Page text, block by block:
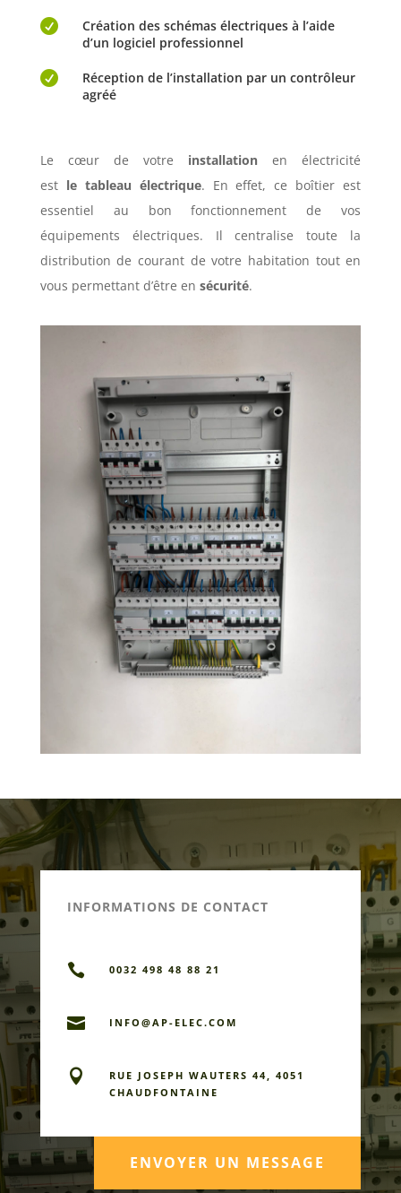

Création des schémas électriques à l’aide
d’un logiciel professionnel

Réception de l’installation par un contrôleur
agréé
Le cœur de votre installation en électricité
est le tableau électrique. En effet, ce boîtier est
essentiel au bon fonctionnement de vos
équipements électriques. Il centralise toute la
distribution de courant de votre habitation tout en
vous permettant d’être en sécurité.
INFORMATIONS DE CONTACT
 0032 498 48 88 21
 INFO@AP-ELEC.COM

RUE JOSEPH WAUTERS 44, 4051
CHAUDFONTAINE
ENVOYER UN MESSAGE